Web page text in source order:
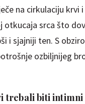
na cirkulaciju krvi
otkucaja srca što
i sjajniji ten. S
ozbiljnijeg
trebali biti